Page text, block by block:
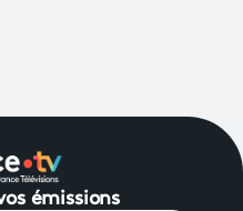
émissions